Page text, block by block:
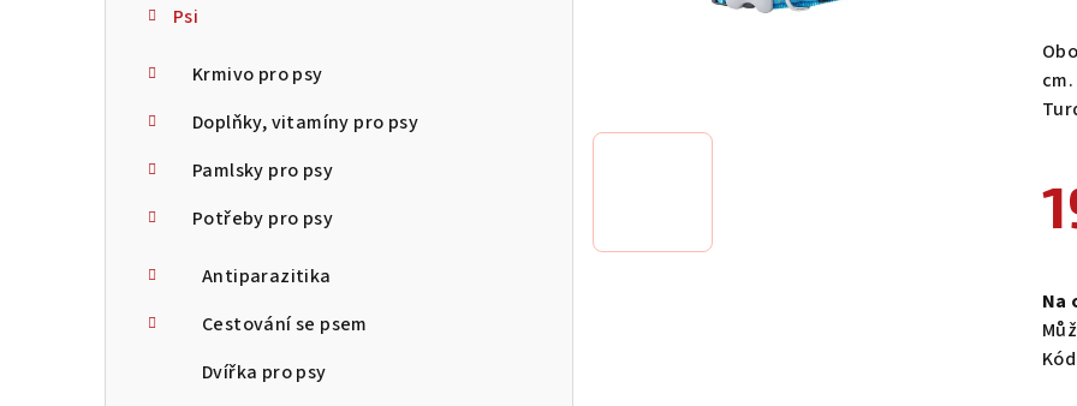
Psi
Krmivo pro psy
Doplňky, vitamíny pro psy
Pamlsky pro psy
Potřeby pro psy
Antiparazitika
Cestování se psem
Dvířka pro psy
Na